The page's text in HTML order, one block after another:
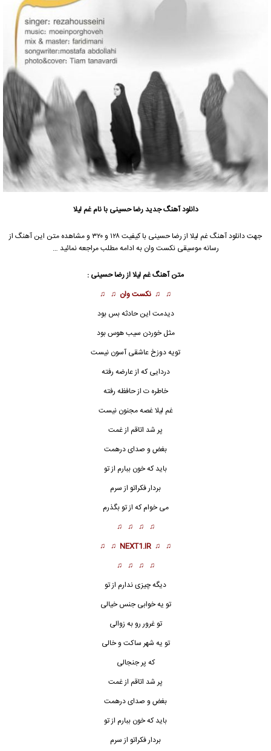
دانلود آهنگ جدیدرضا حسینی با نام غم لیلا
جهت دانلود آهنگ غم لیلا از رضا حسینی
با کیفیت ۱۲۸ و ۳۲۰ و مشاهده متن این آهنگ از
رسانه موسیقی نکست وان به ادامه مطلب مراجعه نمائید …
متن آهنگ غم لیلا ازرضا حسینی :
♫ ♫ نکست وان ♫ ♫
دیدمت این حادثه بس بود
مثل خوردن سیب هوس بود
تویه دوزخ عاشقی آسون نیست
دردایی که از عارضه رفته
خاطره ت از حافظه رفته
غم لیلاغصه مجنون نیست
پر شد اتاقم از غمت
بغض و صدای درهمت
باید که خون ببارم از تو
بردار فکراتو از سرم
می خوام که از تو بگذرم
♫ ♫ ♫ ♫
♫ ♫
NEXT1.IR
♫ ♫
♫ ♫ ♫ ♫
دیگه چیزی ندارم از تو
تو یه خوابی جنس خیالی
تو غرور رو به زوالی
تو یه شهر ساکت و خالی
که پر جنجالی
پر شد اتاقم از غمت
بغض و صدای درهمت
باید که خون ببارم از تو
بردار فکراتو از سرم